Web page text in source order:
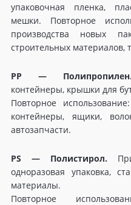
упаковочная пленка,
мешки. Повторное
производства новых
строительных материалов,
PP —
контейнеры, крышки для
Повторное
контейнеры, ящики,
автозапчасти.
PS — Полистирол.
одноразовая упаковка,
материалы.
Повторное